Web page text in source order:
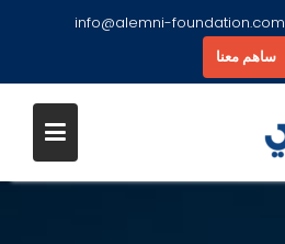
info@alemni-foundation.com
ساهم معنا